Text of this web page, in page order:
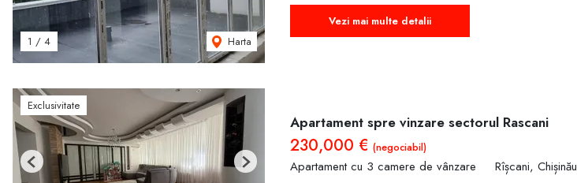
1 / 4 Harta
Vezi mai multe detalii
Exclusivitate
Previous Next
Apartament spre vinzare sectorul Rascani
230,000 € (negociabil)
Apartament cu 3 camere de vânzare Rîșcani, Chișinău